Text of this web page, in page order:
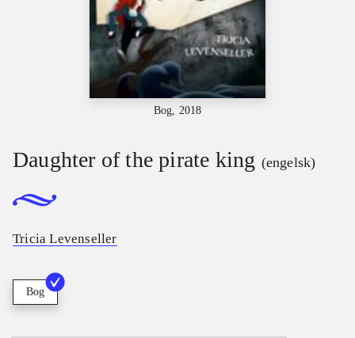
Bog, 2018
Daughter of the pirate king (engelsk)
Tricia Levenseller
Bog